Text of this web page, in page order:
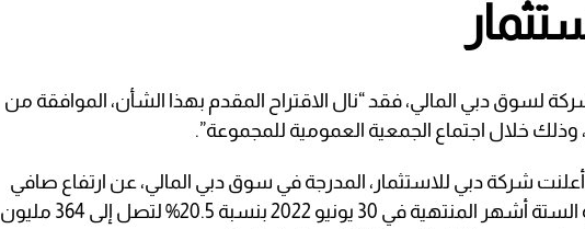
لسوق دبي المالي، فقد “نال الاقتراح المقدم بهذا الشأن، الموافقة من
خلال اجتماع الجمعية العمومية للمجموعة”.
شركة دبي للاستثمار، المدرجة في سوق دبي المالي، عن ارتفاع صافي
أرباحها خلال فترة الستة أشهر المنتهية في 30 يونيو 2022 بنسبة 20.5% لتصل إلى 364 مليون